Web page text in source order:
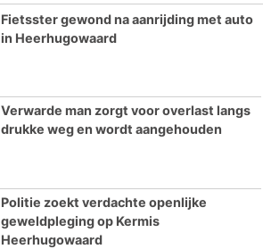
Fietsster gewond na aanrijding met auto
in Heerhugowaard
Verwarde man zorgt voor overlast langs
drukke weg en wordt aangehouden
Politie zoekt verdachte openlijke
geweldpleging op Kermis
Heerhugowaard